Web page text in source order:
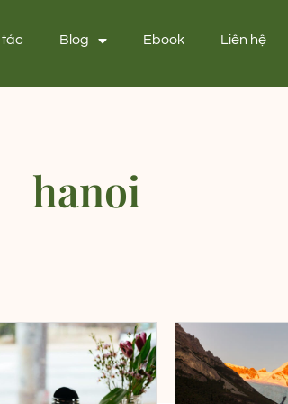
tác Blog Ebook Liên hệ
hanoi